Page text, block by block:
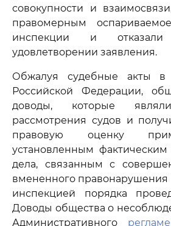
совокупности и
правомерным
инспекции и
удовлетворении заявления.
Обжалуя судебные акты
Российской Федерации,
доводы, которые
рассмотрения судов и
правовую оценку
установленным фактическим
дела, связанным с
вмененного
инспекцией порядка
Доводы общества о
Административного